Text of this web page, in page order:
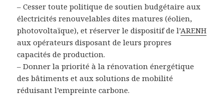
– Cesser toute politique de soutien budgétaire aux
électricités renouvelables dites matures (éolien,
photovoltaïque), et réserver le dispositif de l’ARENH
aux opérateurs disposant de leurs propres
capacités de production.
– Donner la priorité à la rénovation énergétique
des bâtiments et aux solutions de mobilité
réduisant l’empreinte carbone.